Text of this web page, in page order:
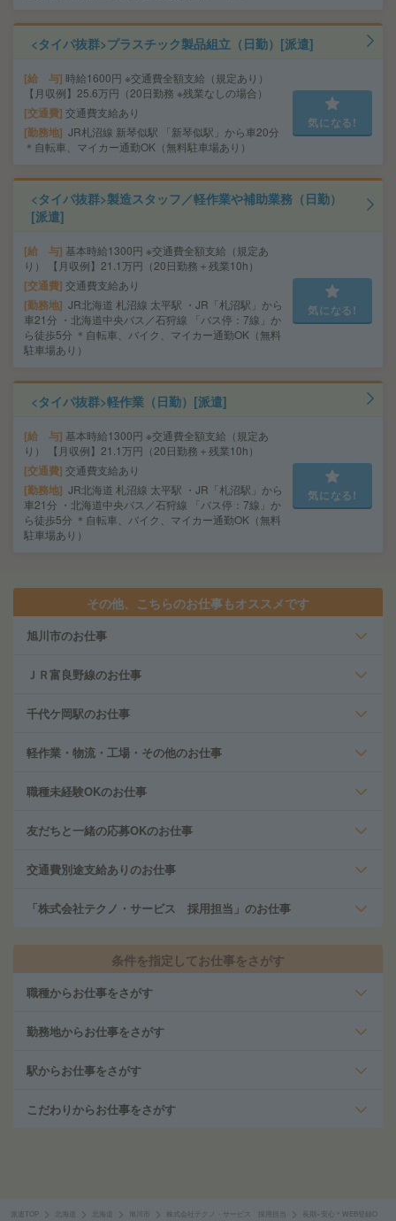
<タイパ抜群>プラスチック製品組立（日勤）[派遣]
給 与 時給1600円 ※交通費全額支給（規定あり）
【月収例】25.6万円（20日勤務 ※残業なしの場合）
交通費 交通費支給あり
勤務地 JR札沼線 新琴似駅 「新琴似駅」から車20分
＊自転車、マイカー通勤OK（無料駐車場あり）
気になる!
<タイパ抜群>製造スタッフ／軽作業や補助業務（日勤）
[派遣]
給 与 基本時給1300円 ※交通費全額支給（規定あ
り） 【月収例】21.1万円（20日勤務＋残業10h）
交通費 交通費支給あり
勤務地 JR北海道 札沼線 太平駅 ・JR「札沼駅」から
車21分 ・北海道中央バス／石狩線 「バス停：7線」か
ら徒歩5分 ＊自転車、バイク、マイカー通勤OK（無料
駐車場あり）
気になる!
<タイパ抜群>軽作業（日勤）[派遣]
給 与 基本時給1300円 ※交通費全額支給（規定あ
り） 【月収例】21.1万円（20日勤務＋残業10h）
交通費 交通費支給あり
勤務地 JR北海道 札沼線 太平駅 ・JR「札沼駅」から
車21分 ・北海道中央バス／石狩線 「バス停：7線」か
ら徒歩5分 ＊自転車、バイク、マイカー通勤OK（無料
駐車場あり）
気になる!
その他、こちらのお仕事もオススメです
旭川市のお仕事
ＪＲ富良野線のお仕事
千代ケ岡駅のお仕事
軽作業・物流・工場・その他のお仕事
職種未経験OKのお仕事
友だちと一緒の応募OKのお仕事
交通費別途支給ありのお仕事
「株式会社テクノ・サービス 採用担当」のお仕事
条件を指定してお仕事をさがす
職種からお仕事をさがす
勤務地からお仕事をさがす
駅からお仕事をさがす
こだわりからお仕事をさがす
派遣TOP 北海道 北海道 旭川市 株式会社テクノ・サービス 採用担当 長期×安心＊WEB登録O